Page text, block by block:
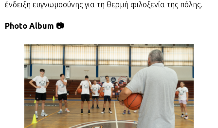
ένδειξη ευγνωμοσύνης για τη θερμή φιλοξενία της πόλης.
Photo Album 📷